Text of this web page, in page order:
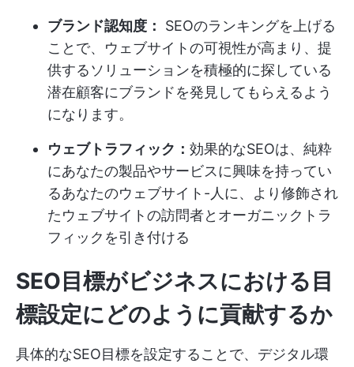
ブランド認知度：
SEOのランキングを上げる
ことで、ウェブサイトの可視性が高まり、提
供するソリューションを積極的に探している
潜在顧客にブランドを発見してもらえるよう
になります。
ウェブトラフィック： 効果的なSEOは、純粋
にあなたの製品やサービスに興味を持ってい
るあなたのウェブサイト-人に、より修飾され
たウェブサイトの訪問者とオーガニックトラ
フィックを引き付ける
SEO目標がビジネスにおける目
標設定にどのように貢献するか
具体的なSEO目標を設定することで、デジタル環